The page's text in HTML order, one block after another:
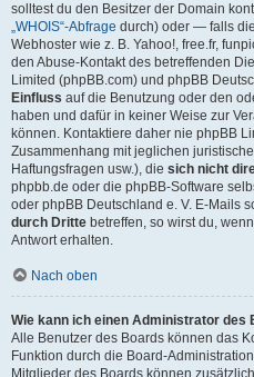
solltest du den Besitzer der Domain
„WHOIS“-Abfrage durch) oder — falls
Webhoster wie z. B. Yahoo!, free.fr,
den Abuse-Kontakt des betreffenden
Limited (phpBB.com) und phpBB
Einfluss auf die Benutzung oder den
haben und dafür in keiner Weise zur
können. Kontaktiere daher nie phpBB
Zusammenhang mit jeglichen
Haftungsfragen usw.), die sich nicht
phpbb.de oder die phpBB-Software
oder phpBB Deutschland e. V. E-Mails
durch Dritte betreffen, so wirst du,
Antwort erhalten.
Nach oben
Wie kann ich einen Administrator des
Alle Benutzer des Boards können das
Funktion durch die Board-
Mitglieder des Boards können